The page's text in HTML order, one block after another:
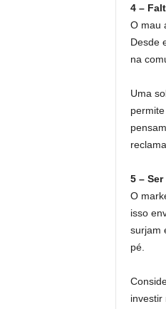
4 –
O mau
Desde
na
Uma
5 –
O
isso
surjam
pé.
investir